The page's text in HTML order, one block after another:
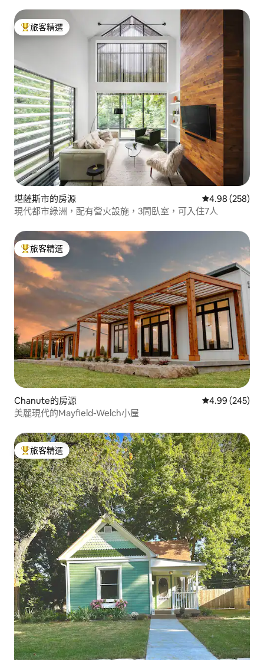
旅客精選榜首
旅客精選
堪薩斯市的房源 從 258 則評價
4.98 (258)
現代都市綠洲，配有營火設施，3間臥室，可入住7人
旅客精選榜首
旅客精選
Chanute的房源 從 245 則評價
4.99 (245)
美麗現代的Mayfield-Welch小屋
旅客精選榜首
旅客精選